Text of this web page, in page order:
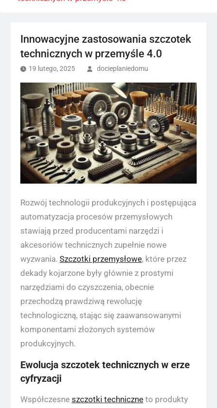
Innowacyjne zastosowania szczotek
technicznych w przemyśle 4.0
19 lutego, 2025 docieplaniedomu
Rozwój technologii produkcyjnych i postępująca
automatyzacja procesów przemysłowych
stawiają przed producentami narzędzi i
akcesoriów technicznych zupełnie nowe
wyzwania. Szczotki przemysłowe, które przez
dekady kojarzone były głównie z prostymi
narzędziami do czyszczenia, obecnie
przechodzą prawdziwą rewolucję
technologiczną, stając się zaawansowanymi
komponentami złożonych systemów
produkcyjnych.
Ewolucja szczotek technicznych w erze
cyfryzacji
Współczesne szczotki techniczneto produkty